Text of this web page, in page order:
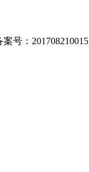
号：201708210015